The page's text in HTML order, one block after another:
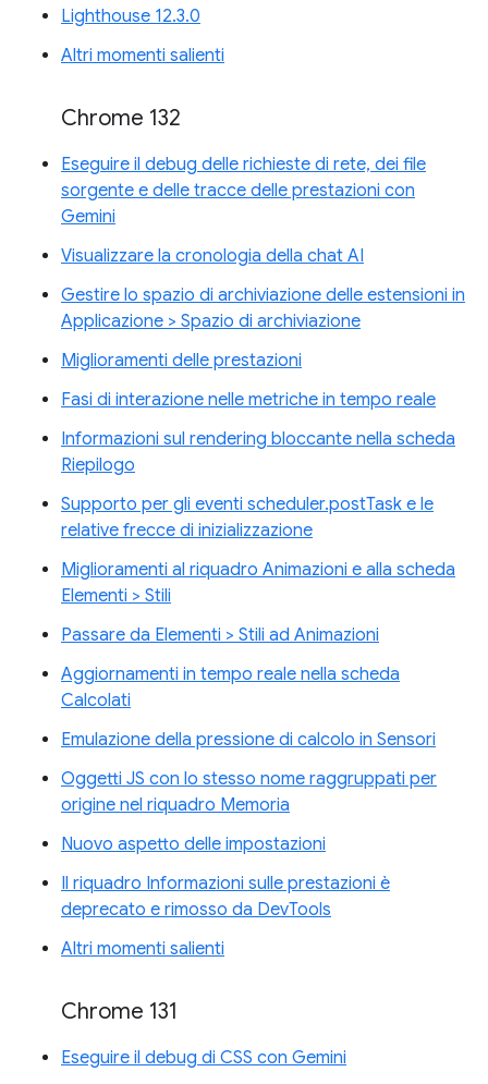
Lighthouse 12.3.0
Altri momenti salienti
Chrome 132
Eseguire il debug delle richieste di rete, dei file
sorgente e delle tracce delle prestazioni con
Gemini
Visualizzare la cronologia della chat AI
Gestire lo spazio di archiviazione delle estensioni in
Applicazione > Spazio di archiviazione
Miglioramenti delle prestazioni
Fasi di interazione nelle metriche in tempo reale
Informazioni sul rendering bloccante nella scheda
Riepilogo
Supporto per gli eventi scheduler.postTask e le
relative frecce di inizializzazione
Miglioramenti al riquadro Animazioni e alla scheda
Elementi > Stili
Passare da Elementi > Stili ad Animazioni
Aggiornamenti in tempo reale nella scheda
Calcolati
Emulazione della pressione di calcolo in Sensori
Oggetti JS con lo stesso nome raggruppati per
origine nel riquadro Memoria
Nuovo aspetto delle impostazioni
Il riquadro Informazioni sulle prestazioni è
deprecato e rimosso da DevTools
Altri momenti salienti
Chrome 131
Eseguire il debug di CSS con Gemini